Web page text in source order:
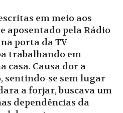
em meio aos
aposentado pela Rádio
porta da TV
trabalhando em
casa. Causa dor a
sentindo-se sem lugar
a forjar, buscava um
dependências da